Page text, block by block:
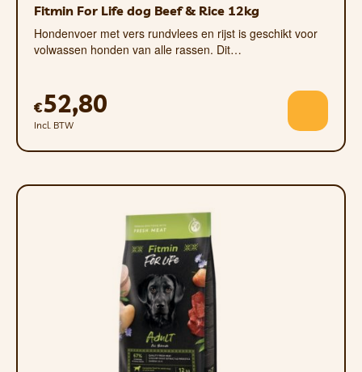
Al onze producten zijn natuurlijk en bevatten geen
kleurstoffen, smaakstoffen,
dierenarts en oprichter MVDr. Jiří Sokol.
FALCO blikvoer heeft een houdbaarheid van 3 jaar. Je
graten bevatten.
Analytische bestanddelen :Ruw eiwit 15%, ruw vet
12%, ruwe vezels 0,5%, ruwe as 2,5%, vocht 70%,
hoog natuurlijk gehalte aan vitaminen (A, E, D) en
aminozuren (lysine, methionine, cystine)
Fitmin For Life dog Beef & Rice 12kg
Hondenvoer met vers rundvlees en rijst is geschikt voor
volwassen honden van alle rassen. Dit…
€52,80
Incl. BTW